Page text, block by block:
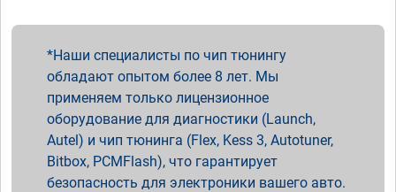
Наши специалисты по чип тюнингу
обладают опытом более 8 лет. Мы
применяем только лицензионное
оборудование для диагностики (Launch,
Autel) и чип тюнинга (Flex, Kess 3, Autotuner,
Bitbox, PCMFlash), что гарантирует
безопасность для электроники вашего авто.